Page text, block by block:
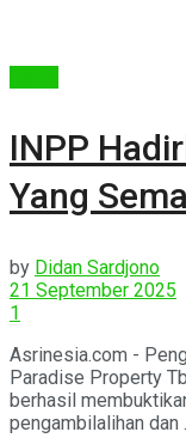
INPP
Yang
by Didan Sardjono
21 September 2025
1
Asrinesia.com -
Paradise Property
berhasil
pengambilalihan dan